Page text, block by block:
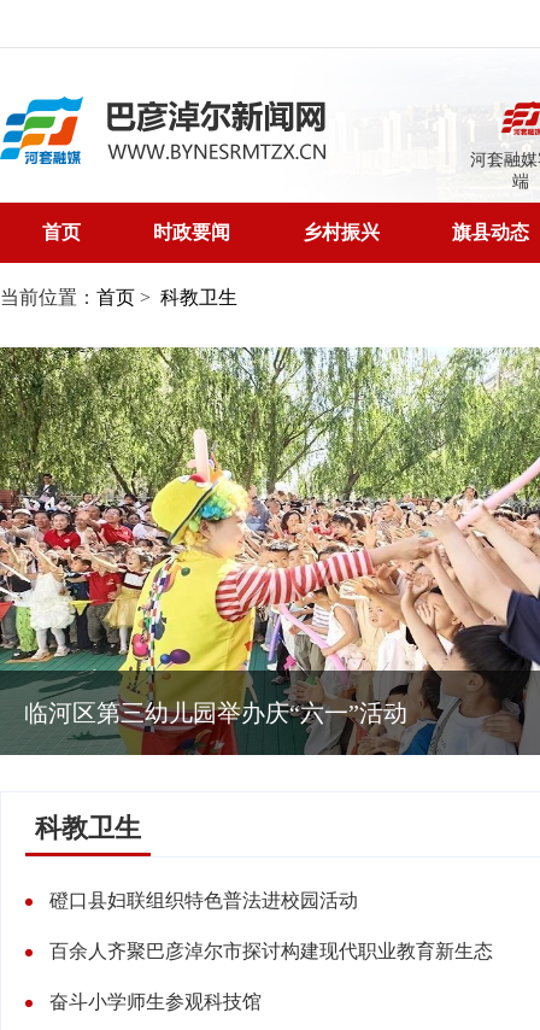
河套融
端
首页 时政要闻 乡村振兴 旗县动态
当前位置： 首页 > 科教卫生
临河区第三幼儿园举办庆“六一”活动
科教卫生
磴口县妇联组织特色普法进校园活动
百余人齐聚巴彦淖尔市探讨构建现代职业教育新生态
奋斗小学师生参观科技馆